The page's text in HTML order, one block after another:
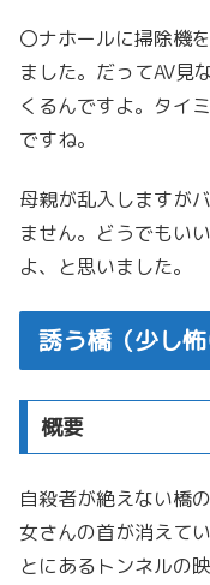
〇ナホールに掃除機
ました。だってAV見
くるんですよ。タイ
ですね。
母親が乱入しますが
ません。どうでもい
よ、と思いました。
誘う橋（少し怖
概要
自殺者が絶えない橋
女さんの首が消えて
とにあるトンネルの